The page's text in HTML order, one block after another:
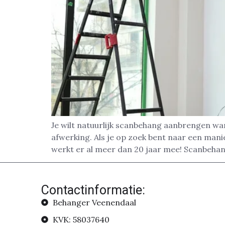
Je wilt natuurlijk scanbehang aanbrengen
afwerking. Als je op zoek bent naar een
werkt er al meer dan 20 jaar mee!
Contactinformatie:
Behanger Veenendaal
KVK: 58037640